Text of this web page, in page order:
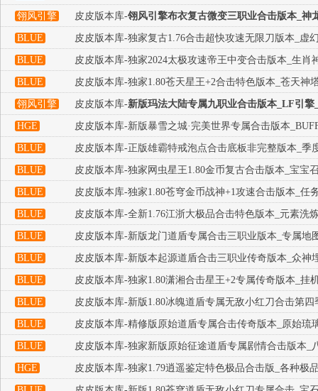
翎风引擎 皮皮版本库-翎风引擎布衣复古微变三职业合击版本_神
BLUE 皮皮版本库-独家复古1.76合击超快攻速无限刀版本_虚
BLUE 皮皮版本库-独家2024太极攻速帝王中变合击版本_生肖
BLUE 皮皮版本库-独家1.80苍天星王+2合击特色版本_苍天神
翎风引擎 皮皮版本库-新版玛法大陆专属九职业合击版本_LF引
HGE 皮皮版本库-新版暴雪之城·完美世界专属合击版本
BLUE 皮皮版本库-正版雄霸特戒泡点合击底板非完整版本_季
BLUE 皮皮版本库-独家网虫星王1.80金币复古合击版本_宝宝
BLUE 皮皮版本库-独家1.80苍穹金币战神+1攻速合击版本_任
BLUE 皮皮版本库-全新1.76江浙大极品合击特色版本_元素洗
BLUE 皮皮版本库-新版龙门道盾专属合击三职业版本_专属地
BLUE 皮皮版本库-新版本起源道盾合击三职业传奇版本_众神
BLUE 皮皮版本库-独家1.80潇湘合击星王+2专属传奇版本_挂
BLUE 皮皮版本库-新版1.80冰魄道盾专属无敌小红刀合击第
BLUE 皮皮版本库-精修版原始道盾专属合击传奇版本_原始琉
BLUE 皮皮版本库-独家新版原始征途道盾专属剧情合击版本_
HGE 皮皮版本库-独家1.79逍遥鉴定特色极品合击版_各种极